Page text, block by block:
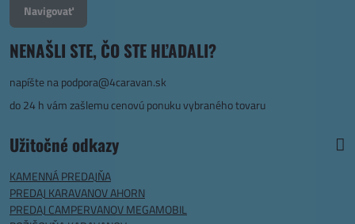
Navigovať
NENAŠLI STE, ČO STE HĽADALI?
napíšte napodpora@4caravan.sk
do 24 h vám zašlemu cenovú ponuku vybraného tovaru
Užitočné odkazy
KAMENNÁ PREDAJŇA
PREDAJ KARAVANOV AHORN
PREDAJ CAMPERVANOV MEGAMOBIL